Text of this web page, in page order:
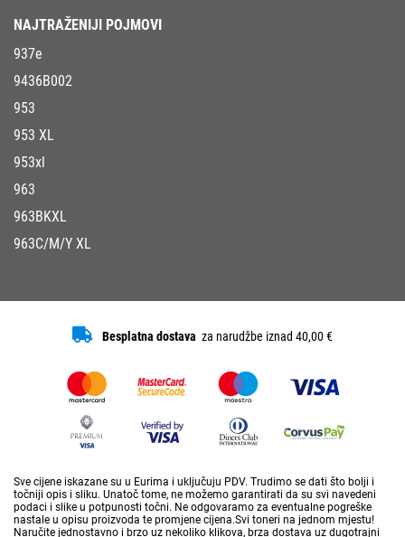
NAJTRAŽENIJI POJMOVI
937e
9436B002
953
953 XL
953xl
963
963BKXL
963C/M/Y XL
Besplatna dostava za narudžbe iznad 40,00 €
Sve cijene iskazane su u Eurima i uključuju PDV. Trudimo se dati što bolji i
točniji opis i sliku. Unatoč tome, ne možemo garantirati da su svi navedeni
podaci i slike u potpunosti točni. Ne odgovaramo za eventualne pogreške
nastale u opisu proizvoda te promjene cijena.Svi toneri na jednom mjestu!
Naručite jednostavno i brzo uz nekoliko klikova, brza dostava uz dugotrajni